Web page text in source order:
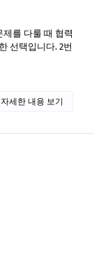
를 다룰 때 협력
선택입니다. 2번
자세한 내용 보기